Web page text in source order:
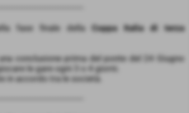
fase finale della
Coppa Italia di terza
conclusione prima del ponte del 24 Giugno
le gare ogni 3 o 4 giorni.
in accordo tra le società.